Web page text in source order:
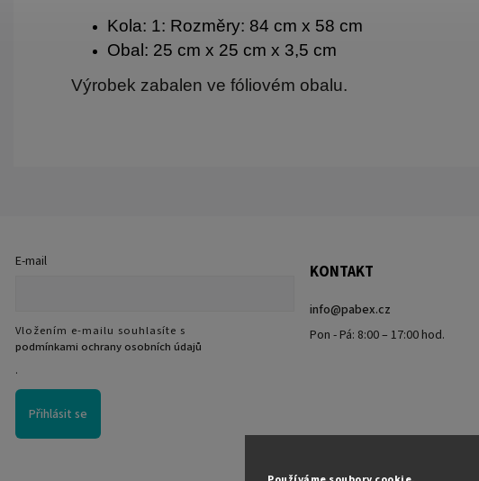
Kola: 1: Rozměry: 84 cm x 58 cm
Obal: 25 cm x 25 cm x 3,5 cm
Výrobek zabalen ve fóliovém obalu.
E-mail
Vložením e-mailu souhlasíte s
podmínkami ochrany osobních údajů
.
Přihlásit se
KONTAKT
info@pabex.cz
Pon - Pá: 8:00 – 17:00 hod.